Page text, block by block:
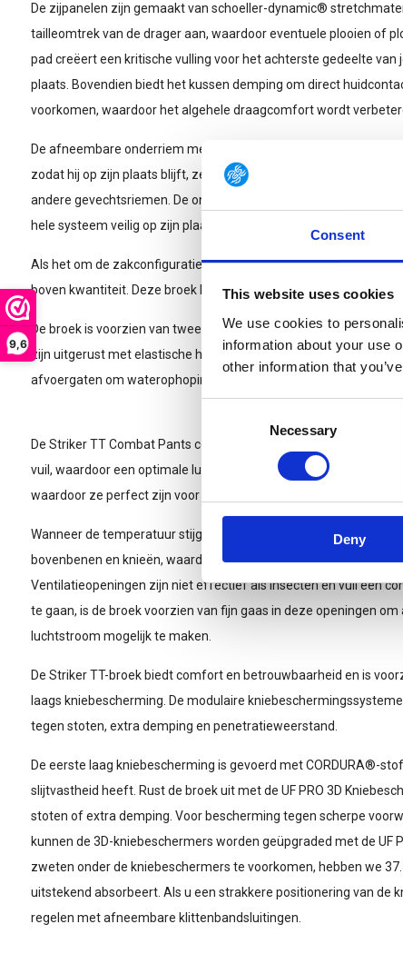
Consent
This website uses cookies
We use cookies to
information about your use
other information that
Necessary
Deny
9,6
De zijpanelen zijn gemaakt van schoeller-dynamic®
tailleomtrek van de drager aan, waardoor eventuele plooien of
pad creëert een kritische vulling voor het achterste gedeelte van
plaats. Bovendien biedt het kussen demping om direct
voorkomen, waardoor het algehele draagcomfort wordt
De afneembare onderriem met zijverstevigingen zorgt ervoor
zodat hij op zijn plaats blijft, zelfs als hij zware uitrusting draagt,
andere gevechtsriemen. De ondergordel is voorzien van een
hele systeem veilig op zijn plaats houdt.
Als het om de zakconfiguratie gaat, geeft de Striker TT
boven kwantiteit. Deze broek heeft in totaal zes zakken.
De broek is voorzien van twee mesh steekzakken en twee
zijn uitgerust met elastische houders aan de binnenkant voor
afvoergaten om waterophoping te voorkomen.
De Striker TT Combat Pants combineren effectieve ventilatie
vuil, waardoor een optimale luchtstroom mogelijk is en
waardoor ze perfect zijn voor zware buitenomstandigheden.
Wanneer de temperatuur stijgt, heeft de broek strategisch
bovenbenen en knieën, waardoor frisse lucht bij elke beweging
Ventilatieopeningen zijn niet effectief als insecten en vuil een
te gaan, is de broek voorzien van fijn gaas in deze openingen
luchtstroom mogelijk te maken.
De Striker TT-broek biedt comfort en betrouwbaarheid en is
laags kniebescherming. De modulaire
tegen stoten, extra demping en penetratieweerstand.
De eerste laag kniebescherming is gevoerd met CORDURA®-
slijtvastheid heeft. Rust de broek uit met de UF PRO 3D
stoten of extra demping. Voor bescherming tegen scherpe
kunnen de 3D-kniebeschermers worden geüpgraded met de UF
zweten onder de kniebeschermers te voorkomen, hebben we
uitstekend absorbeert. Als u een strakkere positionering van de
regelen met afneembare klittenbandsluitingen.